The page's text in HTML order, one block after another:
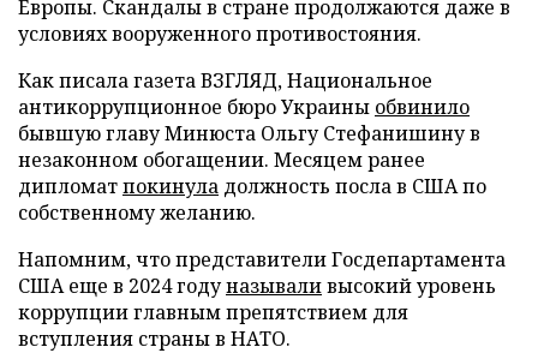
Европы. Скандалы в стране продолжаются даже в
условиях вооруженного противостояния.
Как писала газета ВЗГЛЯД, Национальное
антикоррупционное бюро Украины обвинило
бывшую главу Минюста Ольгу Стефанишину в
незаконном обогащении. Месяцем ранее
дипломатпокинула должность посла в США по
собственному желанию.
Напомним, что представители Госдепартамента
США еще в 2024 годуназываливысокий уровень
коррупции главным препятствием для
вступления страны в НАТО.